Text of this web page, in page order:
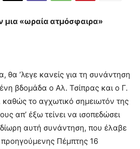
μια «ωραία ατμόσφαιρα»
’λεγε κανείς για τη συνάντηση
βδομάδα ο Αλ. Τσίπρας και ο Γ.
το αγχωτικό σημειωτόν της
απ’ έξω τείνει να ισοπεδώσει
αυτή συνάντηση, που έλαβε
Πέμπτης 16